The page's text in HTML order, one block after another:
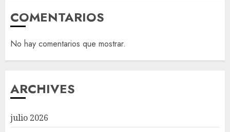
COMENTARIOS
No hay comentarios que mostrar.
ARCHIVES
julio 2026